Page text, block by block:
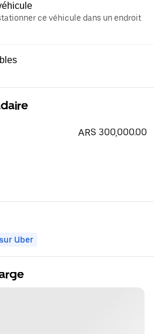
ce véhicule dans un endroit
ARS 300,000.00
Uber